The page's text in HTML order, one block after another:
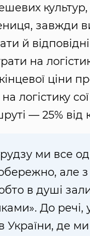
культур,
завжди
й
на
ціни
логістику
— 25% від
ми все
але з
в душі
До речі,
України, де ми